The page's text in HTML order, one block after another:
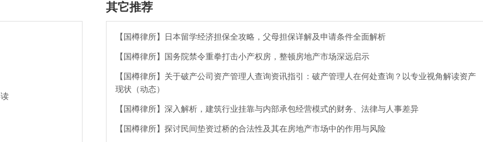
其它推荐
【国樽律所】日本留学经济担保全攻略，父母担保详解及申请条件全面解析
【国樽律所】国务院禁令重拳打击小产权房，整顿房地产市场深远启示
【国樽律所】关于破产公司资产管理人查询资讯指引：破产管理人在何处查询？以专业视角解读资产
现状（动态）
【国樽律所】深入解析，建筑行业挂靠与内部承包经营模式的财务、法律与人事差异
【国樽律所】探讨民间垫资过桥的合法性及其在房地产市场中的作用与风险